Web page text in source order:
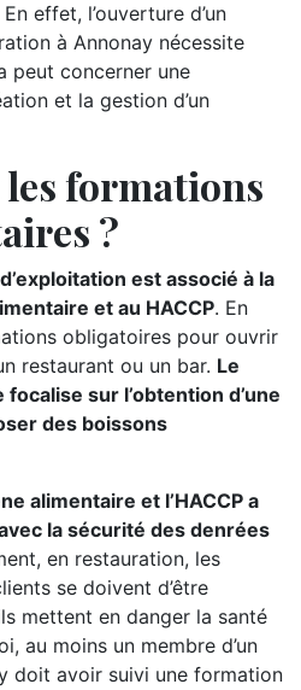
effet, l’ouverture d’un
à Annonay nécessite
peut concerner une
et la gestion d’un
formations
?
est associé à la
et au HACCP. En
obligatoires pour ouvrir
restaurant ou un bar. Le
sur l’obtention d’une
des boissons
alimentaire et l’HACCP a
la sécurité des denrées
en restauration, les
se doivent d’être
mettent en danger la santé
au moins un membre d’un
doit avoir suivi une formation